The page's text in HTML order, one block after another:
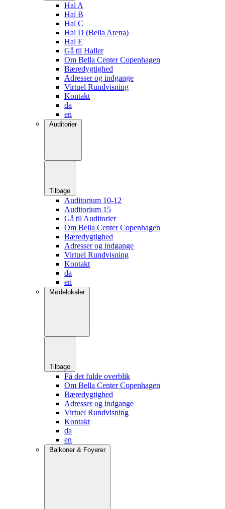
Hal A
Hal B
Hal C
Hal D (Bella Arena)
Hal E
Gå til Haller
Om Bella Center Copenhagen
Bæredygtighed
Adresser og indgange
Virtuel Rundvisning
Kontakt
da
en
Auditorier
Tilbage
Auditorium 10-12
Auditorium 15
Gå til Auditorier
Om Bella Center Copenhagen
Bæredygtighed
Adresser og indgange
Virtuel Rundvisning
Kontakt
da
en
Mødelokaler
Tilbage
Få det fulde overblik
Om Bella Center Copenhagen
Bæredygtighed
Adresser og indgange
Virtuel Rundvisning
Kontakt
da
en
Balkoner & Foyerer